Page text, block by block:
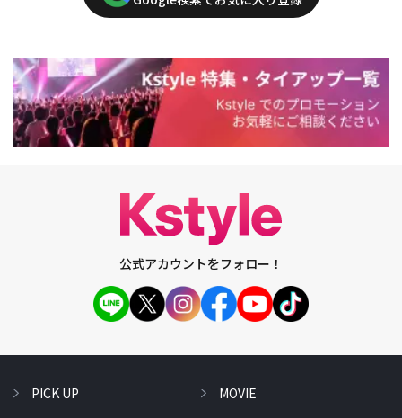
公式アカウントをフォロー！
PICK UP MOVIE